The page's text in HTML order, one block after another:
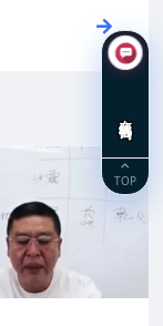
TOP